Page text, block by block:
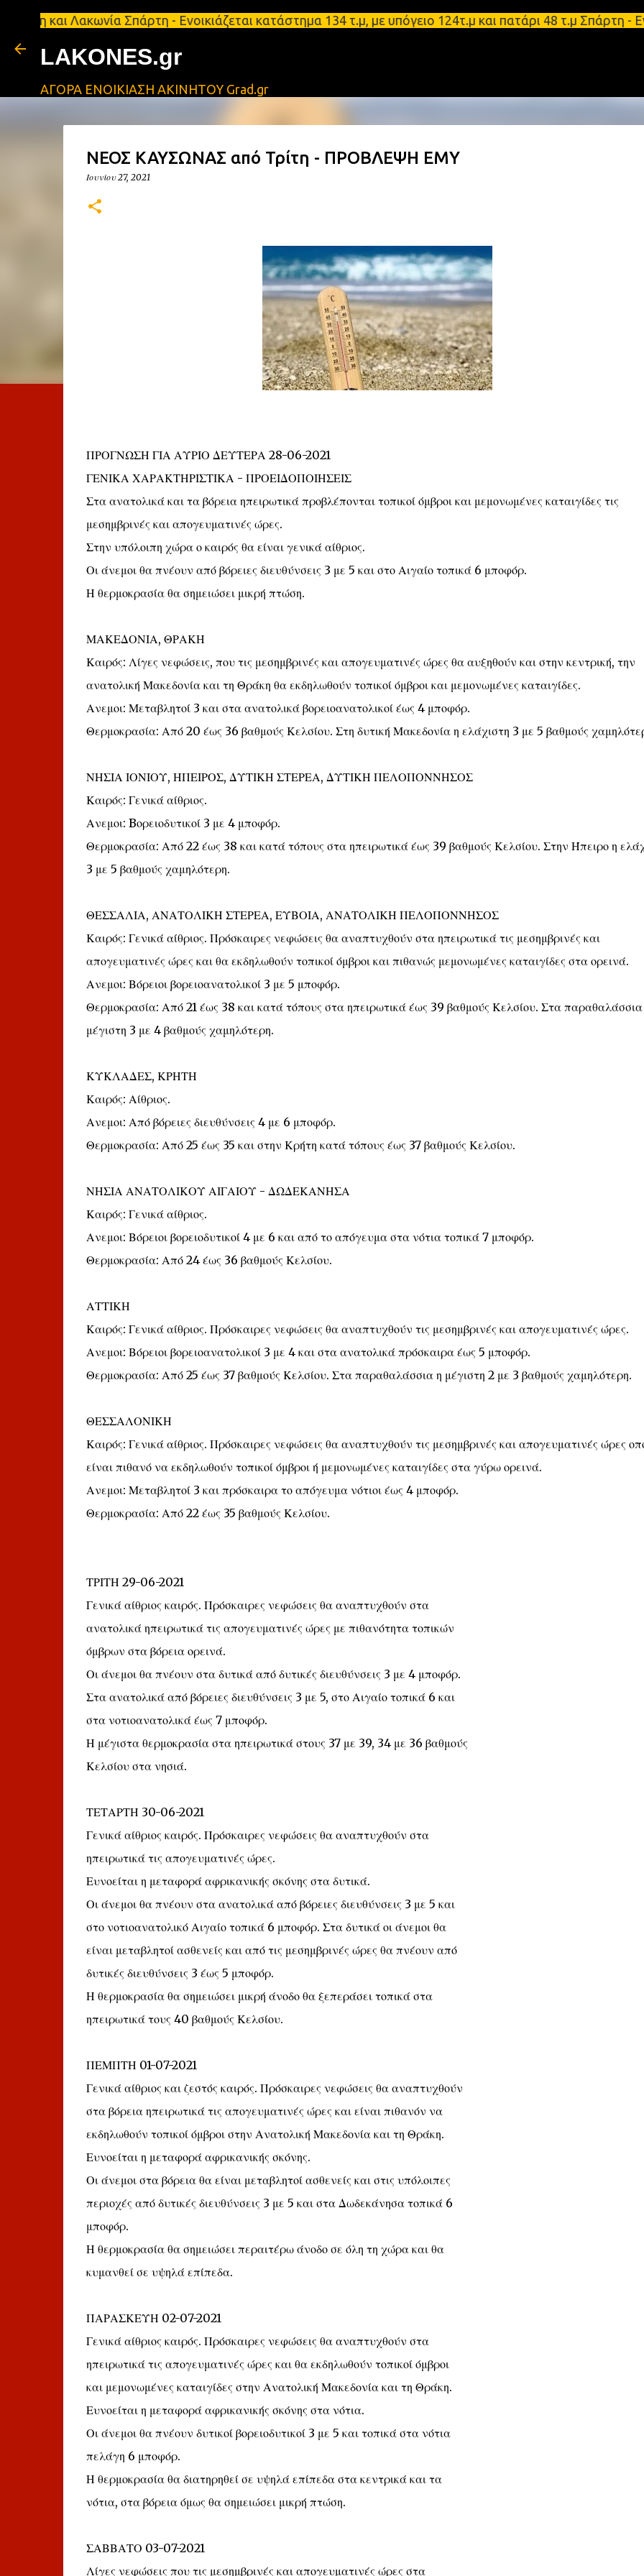
Μετάβαση στο κύριο περιεχόμενο
Λακωνία Σπάρτη - Ενοικιάζεται κατάστημα 134 τ.μ, με υπόγειο 124τ.μ και πατάρι 48 τ.μ
LAKONES.gr
ΑΓΟΡΑ ΕΝΟΙΚΙΑΣΗ ΑΚΙΝΗΤΟΥ Grad.gr
ΝΕΟΣ ΚΑΥΣΩΝΑΣ από Τρίτη - ΠΡΟΒΛΕΨΗ ΕΜΥ
Ιουνίου 27, 2021
ΠΡΟΓΝΩΣΗ ΓΙΑ ΑΥΡΙΟ ΔΕΥΤΕΡΑ 28-06-2021
ΓΕΝΙΚΑ ΧΑΡΑΚΤΗΡΙΣΤΙΚΑ - ΠΡΟΕΙΔΟΠΟΙΗΣΕΙΣ
Στα ανατολικά και τα βόρεια ηπειρωτικά προβλέπονται τοπικοί όμβροι και μεμονωμένες καταιγίδες τις
μεσημβρινές και απογευματινές ώρες.
Στην υπόλοιπη χώρα ο καιρός θα είναι γενικά αίθριος.
Οι άνεμοι θα πνέουν από βόρειες διευθύνσεις 3 με 5 και στο Αιγαίο τοπικά 6 μποφόρ.
Η θερμοκρασία θα σημειώσει μικρή πτώση.
ΜΑΚΕΔΟΝΙΑ, ΘΡΑΚΗ
Καιρός: Λίγες νεφώσεις, που τις μεσημβρινές και απογευματινές ώρες θα αυξηθούν και στην κεντρική, την
ανατολική Μακεδονία και τη Θράκη θα εκδηλωθούν τοπικοί όμβροι και μεμονωμένες καταιγίδες.
Ανεμοι: Μεταβλητοί 3 και στα ανατολικά βορειοανατολικοί έως 4 μποφόρ.
Θερμοκρασία: Από 20 έως 36 βαθμούς Κελσίου. Στη δυτική Μακεδονία η ελάχιστη 3 με 5 βαθμούς
ΝΗΣΙΑ ΙΟΝΙΟΥ, ΗΠΕΙΡΟΣ, ΔΥΤΙΚΗ ΣΤΕΡΕΑ, ΔΥΤΙΚΗ ΠΕΛΟΠΟΝΝΗΣΟΣ
Καιρός: Γενικά αίθριος.
Ανεμοι: Bορειοδυτικοί 3 με 4 μποφόρ.
Θερμοκρασία: Από 22 έως 38 και κατά τόπους στα ηπειρωτικά έως 39 βαθμούς Κελσίου. Στην Ήπειρο η
3 με 5 βαθμούς χαμηλότερη.
ΘΕΣΣΑΛΙΑ, ΑΝΑΤΟΛΙΚΗ ΣΤΕΡΕΑ, ΕΥΒΟΙΑ, ΑΝΑΤΟΛΙΚΗ ΠΕΛΟΠΟΝΝΗΣΟΣ
Καιρός: Γενικά αίθριος. Πρόσκαιρες νεφώσεις θα αναπτυχθούν στα ηπειρωτικά τις μεσημβρινές και
απογευματινές ώρες και θα εκδηλωθούν τοπικοί όμβροι και πιθανώς μεμονωμένες καταιγίδες στα ορεινά.
Ανεμοι: Βόρειοι βορειοανατολικοί 3 με 5 μποφόρ.
Θερμοκρασία: Από 21 έως 38 και κατά τόπους στα ηπειρωτικά έως 39 βαθμούς Κελσίου. Στα παραθαλάσσια
μέγιστη 3 με 4 βαθμούς χαμηλότερη.
ΚΥΚΛΑΔΕΣ, ΚΡΗΤΗ
Καιρός: Αίθριος.
Ανεμοι: Από βόρειες διευθύνσεις 4 με 6 μποφόρ.
Θερμοκρασία: Από 25 έως 35 και στην Κρήτη κατά τόπους έως 37 βαθμούς Κελσίου.
ΝΗΣΙΑ ΑΝΑΤΟΛΙΚΟΥ ΑΙΓΑΙΟΥ - ΔΩΔΕΚΑΝΗΣΑ
Καιρός: Γενικά αίθριος.
Ανεμοι: Βόρειοι βορειοδυτικοί 4 με 6 και από το απόγευμα στα νότια τοπικά 7 μποφόρ.
Θερμοκρασία: Από 24 έως 36 βαθμούς Κελσίου.
ΑΤΤΙΚΗ
Καιρός: Γενικά αίθριος. Πρόσκαιρες νεφώσεις θα αναπτυχθούν τις μεσημβρινές και απογευματινές ώρες.
Ανεμοι: Βόρειοι βορειοανατολικοί 3 με 4 και στα ανατολικά πρόσκαιρα έως 5 μποφόρ.
Θερμοκρασία: Από 25 έως 37 βαθμούς Κελσίου. Στα παραθαλάσσια η μέγιστη 2 με 3 βαθμούς χαμηλότερη.
ΘΕΣΣΑΛΟΝΙΚΗ
Καιρός: Γενικά αίθριος. Πρόσκαιρες νεφώσεις θα αναπτυχθούν τις μεσημβρινές και απογευματινές ώρες
είναι πιθανό να εκδηλωθούν τοπικοί όμβροι ή μεμονωμένες καταιγίδες στα γύρω ορεινά.
Ανεμοι: Μεταβλητοί 3 και πρόσκαιρα το απόγευμα νότιοι έως 4 μποφόρ.
Θερμοκρασία: Από 22 έως 35 βαθμούς Κελσίου.
ΤΡΙΤΗ 29-06-2021
Γενικά αίθριος καιρός. Πρόσκαιρες νεφώσεις θα αναπτυχθούν στα
ανατολικά ηπειρωτικά τις απογευματινές ώρες με πιθανότητα τοπικών
όμβρων στα βόρεια ορεινά.
Οι άνεμοι θα πνέουν στα δυτικά από δυτικές διευθύνσεις 3 με 4 μποφόρ.
Στα ανατολικά από βόρειες διευθύνσεις 3 με 5, στο Αιγαίο τοπικά 6 και
στα νοτιοανατολικά έως 7 μποφόρ.
Η μέγιστα θερμοκρασία στα ηπειρωτικά στους 37 με 39, 34 με 36 βαθμούς
Κελσίου στα νησιά.
ΤΕΤΑΡΤΗ 30-06-2021
Γενικά αίθριος καιρός. Πρόσκαιρες νεφώσεις θα αναπτυχθούν στα
ηπειρωτικά τις απογευματινές ώρες.
Ευνοείται η μεταφορά αφρικανικής σκόνης στα δυτικά.
Οι άνεμοι θα πνέουν στα ανατολικά από βόρειες διευθύνσεις 3 με 5 και
στο νοτιοανατολικό Αιγαίο τοπικά 6 μποφόρ. Στα δυτικά οι άνεμοι θα
είναι μεταβλητοί ασθενείς και από τις μεσημβρινές ώρες θα πνέουν από
δυτικές διευθύνσεις 3 έως 5 μποφόρ.
Η θερμοκρασία θα σημειώσει μικρή άνοδο θα ξεπεράσει τοπικά στα
ηπειρωτικά τους 40 βαθμούς Κελσίου.
ΠΕΜΠΤΗ 01-07-2021
Γενικά αίθριος και ζεστός καιρός. Πρόσκαιρες νεφώσεις θα αναπτυχθούν
στα βόρεια ηπειρωτικά τις απογευματινές ώρες και είναι πιθανόν να
εκδηλωθούν τοπικοί όμβροι στην Ανατολική Μακεδονία και τη Θράκη.
Ευνοείται η μεταφορά αφρικανικής σκόνης.
Οι άνεμοι στα βόρεια θα είναι μεταβλητοί ασθενείς και στις υπόλοιπες
περιοχές από δυτικές διευθύνσεις 3 με 5 και στα Δωδεκάνησα τοπικά 6
μποφόρ.
Η θερμοκρασία θα σημειώσει περαιτέρω άνοδο σε όλη τη χώρα και θα
κυμανθεί σε υψηλά επίπεδα.
ΠΑΡΑΣΚΕΥΗ 02-07-2021
Γενικά αίθριος καιρός. Πρόσκαιρες νεφώσεις θα αναπτυχθούν στα
ηπειρωτικά τις απογευματινές ώρες και θα εκδηλωθούν τοπικοί όμβροι
και μεμονωμένες καταιγίδες στην Ανατολική Μακεδονία και τη Θράκη.
Ευνοείται η μεταφορά αφρικανικής σκόνης στα νότια.
Οι άνεμοι θα πνέουν δυτικοί βορειοδυτικοί 3 με 5 και τοπικά στα νότια
πελάγη 6 μποφόρ.
Η θερμοκρασία θα διατηρηθεί σε υψηλά επίπεδα στα κεντρικά και τα
νότια, στα βόρεια όμως θα σημειώσει μικρή πτώση.
ΣΑΒΒΑΤΟ 03-07-2021
Λίγες νεφώσεις που τις μεσημβρινές και απογευματινές ώρες στα